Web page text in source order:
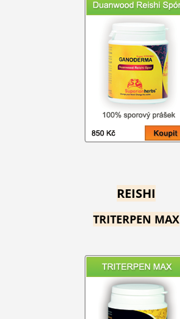
REISHI
TRITERPEN MAX